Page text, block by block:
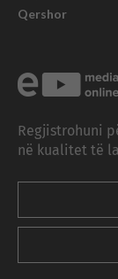
Qershor
Regjistrohuni
në kualitet të